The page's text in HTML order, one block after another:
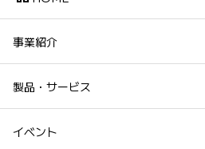
事業紹介
製品・サービス
イベント